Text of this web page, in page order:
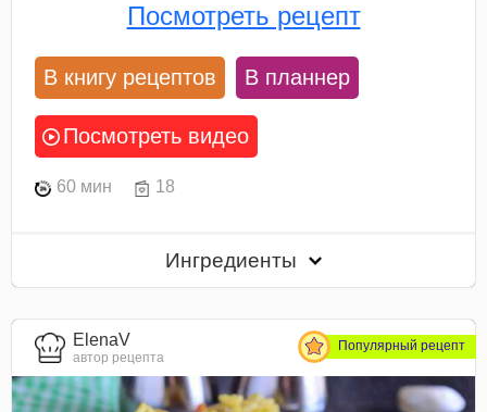
Посмотреть рецепт
В книгу рецептов В планнер
Посмотреть видео
60 мин 18
Ингредиенты
ElenaV
автор рецепта
Популярный рецепт